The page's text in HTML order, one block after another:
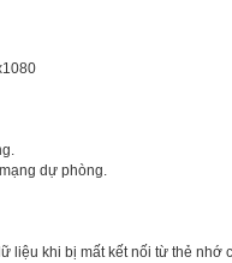
dự phòng.
liệu khi bị mất kết nối từ thẻ nhớ